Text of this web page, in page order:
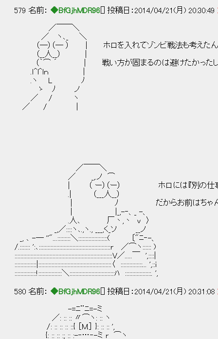
579 名前： ◆BfGjhMDR96 [] 投稿日：2014/04/21(月) 20:30:49
／￣￣＼
／ ヽ､_ ＼
（―）（― ） | ホロを入れてゾンビ戦法も考えたん
（__人__） |
（｀⌒ ´ | 戦い方が固まるのは避けたかった
.ｌ^l^lｎ |
.ヽ L ﾉ
ゝ ﾉ ノ
／ / ヽ
／ / | ※ゾンビ戦法 致命傷
／￣￣＼
／ _,.ノ ⌒
| （ ー）（ー） ホロには『別の仕事』を
.| （___人__）
| ﾉ だからお前はちゃんと実力順
| |_,-‐、_ -、
.人､ 厂丶,丶 v 〉
_,／::::ヽ､.,ヽ., ___,く_ソ __ノ
_, ､ -― ''"...:::::::::＼::::::::::::::::::::( 〔"ﾆ‐-、
/.::::::: ':､:::::::::::::::::::::::::::::::::::::::::::::::::r ／⌒ヽ:::::: )
:::::::::::::::::::::::::::::::::::::::::::::::::::::::::::::::::::V／.....￣ ',::::|
:::::::::::::::|::::::::::::::::::::::::::::::::::::::::::::::::::〈 :::::::::::::::... ',::i
:::::::::::::::!::::::::::::::::＼:::::::::::::::::::::::::::::::ﾊ ::::::::::::::::::. ',
580 名前： ◆BfGjhMDR96 [] 投稿日：2014/04/21(月) 20:31:08
-=ﾆ¨ﾆ=-ミ
／: :: :: 〃⌒ヽ: :: ヽ
/: :: :: :: ::{ ［M.］ }: :: :: ',
{: :: :: :; :: :-‐…‐-ミ r ⌒ヽ